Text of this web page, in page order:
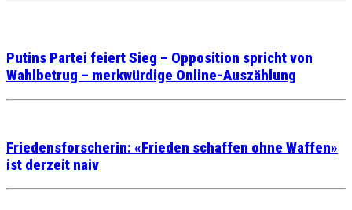
Putins Partei feiert Sieg – Opposition spricht von
Wahlbetrug – merkwürdige Online-Auszählung
Friedensforscherin: «Frieden schaffen ohne Waffen»
ist derzeit naiv